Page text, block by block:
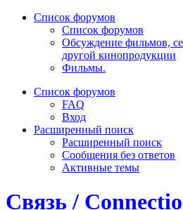
Список форумов
Список форумов
Обсуждение фильмов,
другой кинопродукции
Фильмы.
Список форумов
FAQ
Вход
Расширенный поиск
Расширенный поиск
Сообщения без ответов
Активные темы
Связь /